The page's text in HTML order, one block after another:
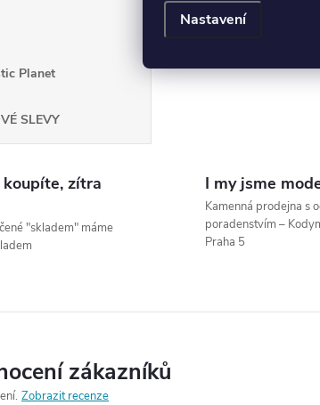
Nastavení
Planet
SLEVY
zítra
"skladem" máme
I my jsme
Kamenná prodejna s
poradenstvím –
Praha 5
zákazníků
Zobrazit recenze